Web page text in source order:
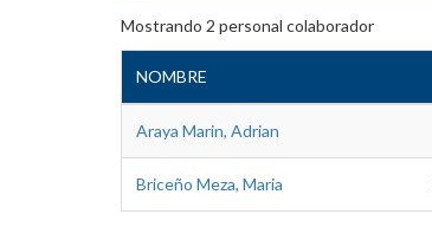
Mostrando 2 personal colaborador
NOMBRE
Araya Marin, Adrian
Briceño Meza, Maria